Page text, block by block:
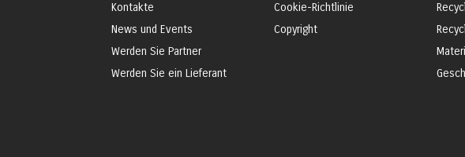
Kontakte
News und Events
Werden Sie Partner
Werden Sie ein Lieferant
Cookie-Richtlinie
Copyright